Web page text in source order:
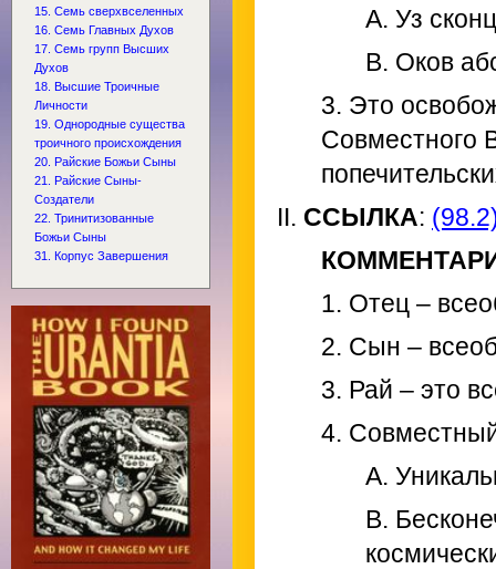
15. Семь сверхвселенных
16. Семь Главных Духов
17. Семь групп Высших
Духов
18. Высшие Троичные
Личности
19. Однородные существа
троичного происхождения
20. Райские Божьи Сыны
21. Райские Сыны-
Создатели
22. Тринитизованные
Божьи Сыны
31. Корпус Завершения
A. Уз
B. Оков
3. Это
Совместного
II. ССЫЛКА:
1. Отец –
2. Сын –
3. Рай – это
4.
A.
B.